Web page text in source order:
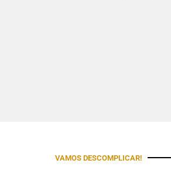
VAMOS DESCOMPLICAR!